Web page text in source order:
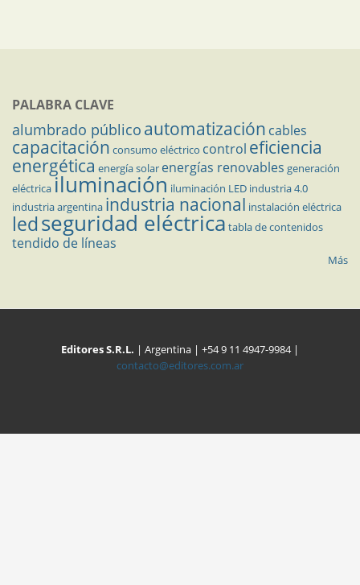
PALABRA CLAVE
alumbrado público automatización cables
capacitación consumo eléctrico control eficiencia
energética energía solar energías renovables generación
eléctricailuminación iluminación LED industria 4.0
industria argentina industria nacional instalación eléctrica
ledseguridad eléctrica tabla de contenidos
tendido de líneas
Más
Editores S.R.L. | Argentina | +54 9 11 4947-9984 |
contacto@editores.com.ar